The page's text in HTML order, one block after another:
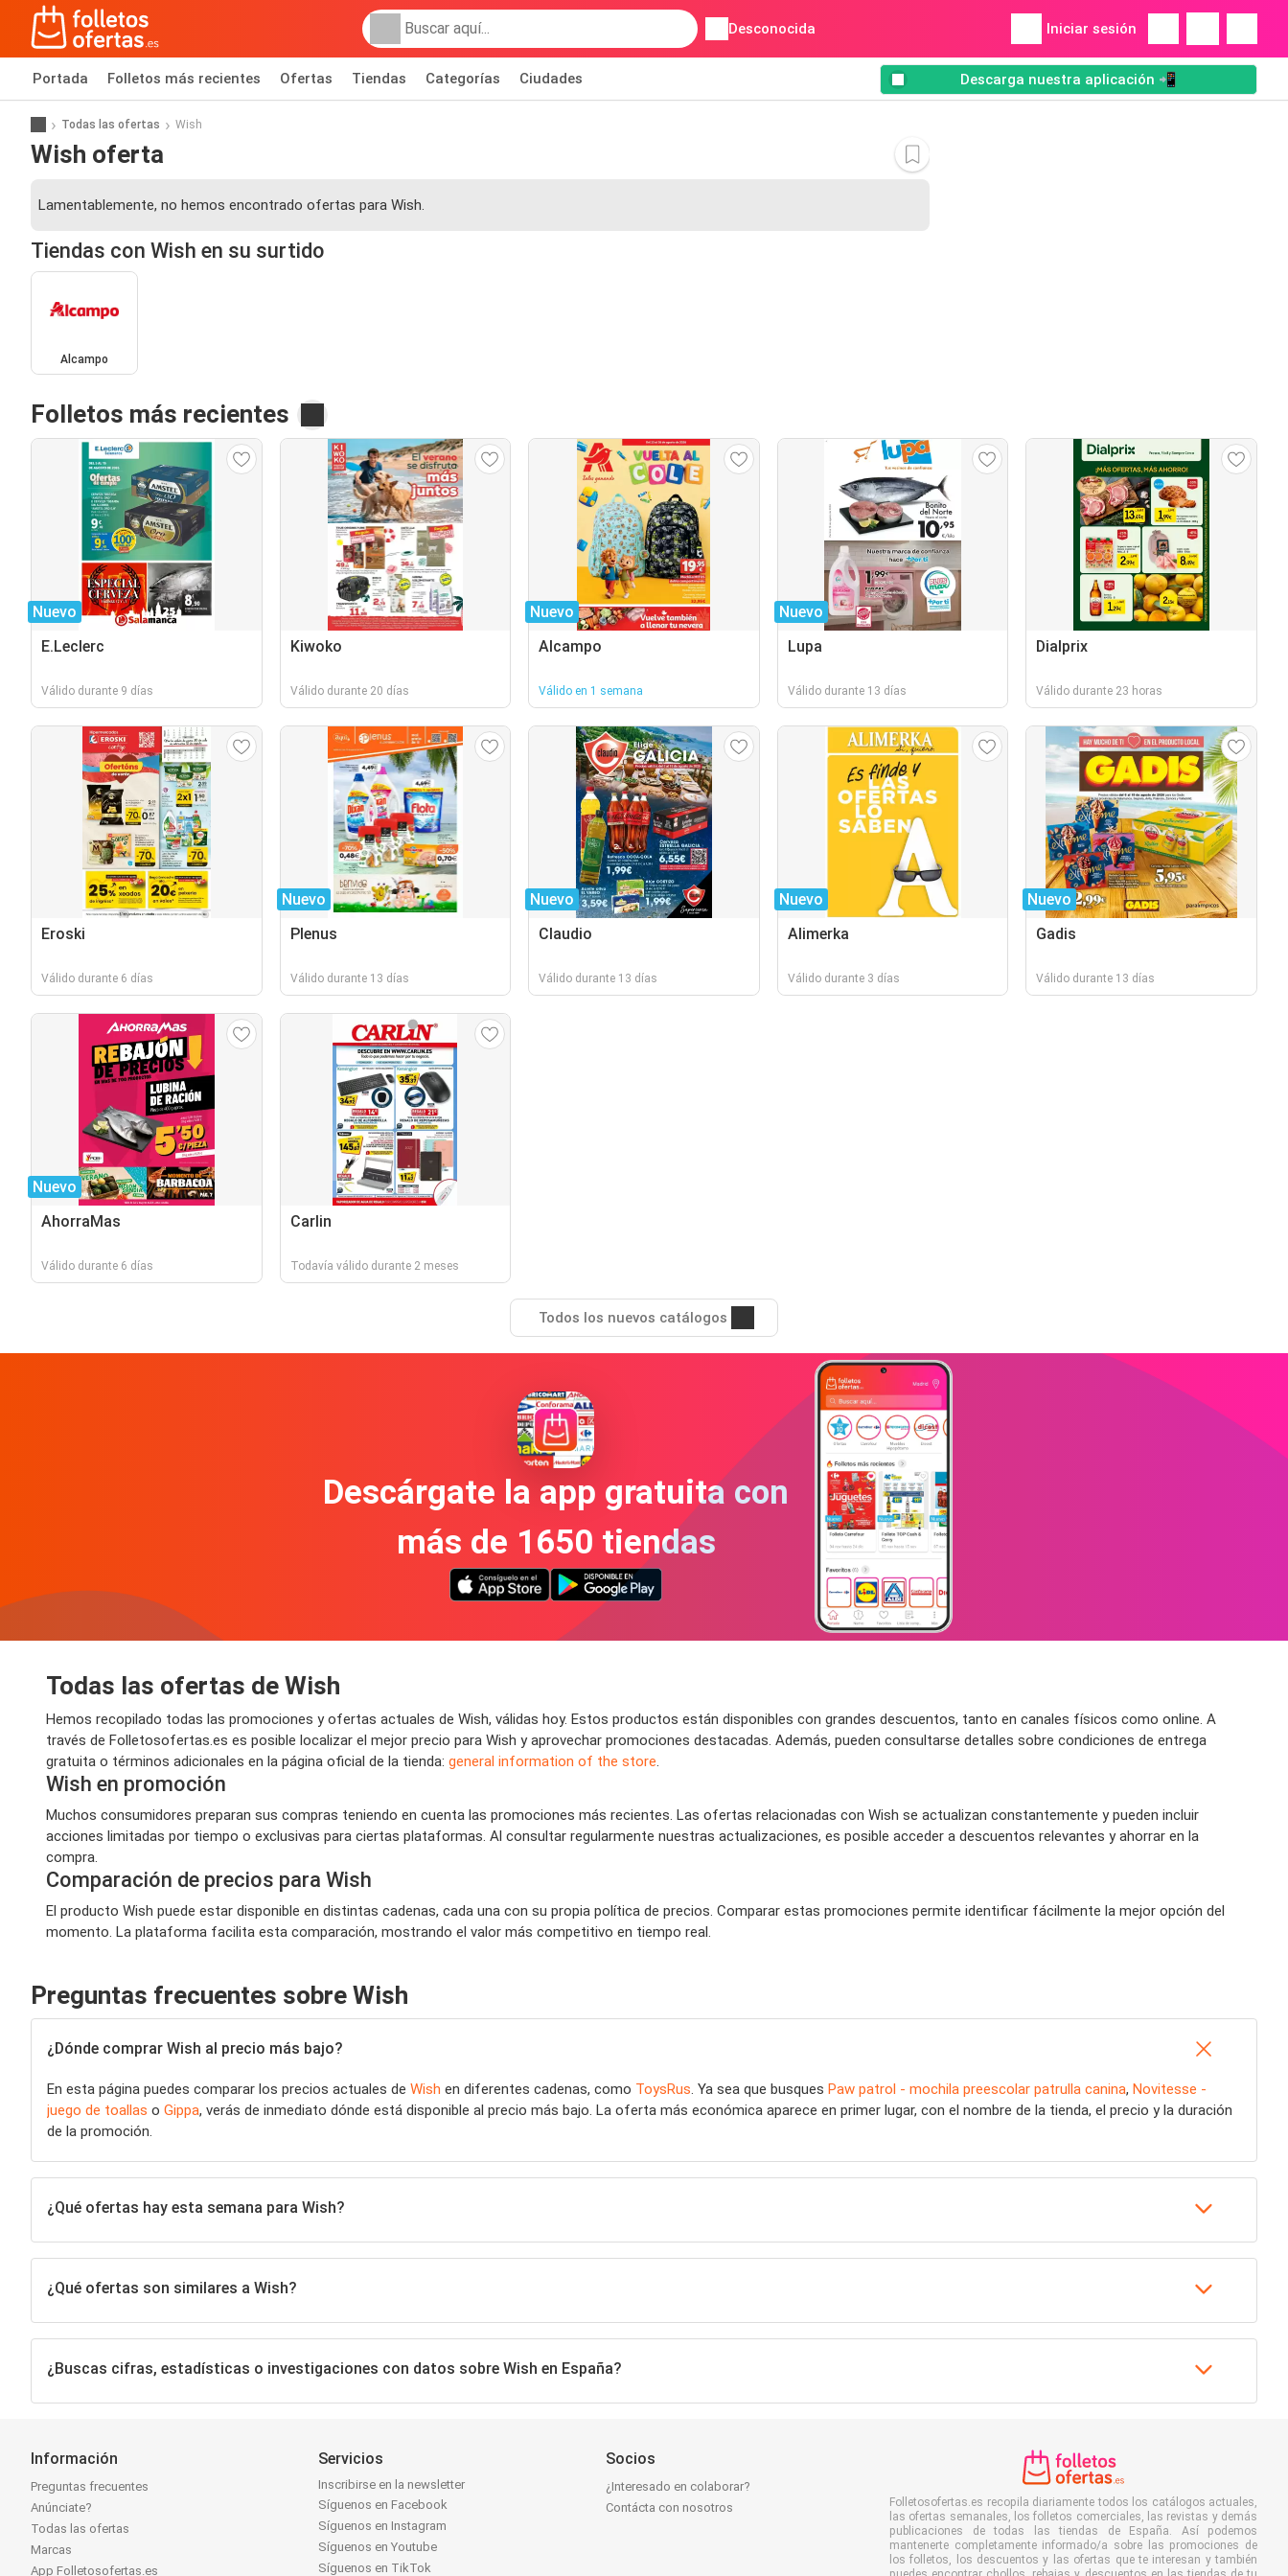
Desconocida Iniciar sesión
Portada Folletos más recientes Ofertas Tiendas Categorías Ciudades Descarga nuestra aplicación 📲
Todas las ofertas Wish
Wish oferta
Lamentablemente, no hemos encontrado ofertas para Wish.
Tiendas con Wish en su surtido
Alcampo
Folletos más recientes
Nuevo
E.Leclerc
Válido durante 9 días
Kiwoko
Válido durante 20 días
Nuevo
Alcampo
Válido en 1 semana
Nuevo
Lupa
Válido durante 13 días
Dialprix
Válido durante 23 horas
Eroski
Válido durante 6 días
Nuevo
Plenus
Válido durante 13 días
Nuevo
Claudio
Válido durante 13 días
Nuevo
Alimerka
Válido durante 3 días
Nuevo
Gadis
Válido durante 13 días
Nuevo
AhorraMas
Válido durante 6 días
Carlin
Todavía válido durante 2 meses
Todos los nuevos catálogos
Descárgate la app gratuita con
más de 1650 tiendas
Todas las ofertas de Wish
Hemos recopilado todas las promociones y ofertas actuales de Wish, válidas hoy. Estos productos están disponibles con grandes descuentos, tanto en canales físicos como online. A
través de Folletosofertas.es es posible localizar el mejor precio para Wish y aprovechar promociones destacadas. Además, pueden consultarse detalles sobre condiciones de entrega
gratuita o términos adicionales en la página oficial de la tienda: general information of the store
Wish en promoción
Muchos consumidores preparan sus compras teniendo en cuenta las promociones más recientes. Las ofertas relacionadas con Wish se actualizan constantemente y pueden incluir
acciones limitadas por tiempo o exclusivas para ciertas plataformas. Al consultar regularmente nuestras actualizaciones, es posible acceder a descuentos relevantes y ahorrar en la
compra.
Comparación de precios para Wish
El producto Wish puede estar disponible en distintas cadenas, cada una con su propia política de precios. Comparar estas promociones permite identificar fácilmente la mejor opción del
momento. La plataforma facilita esta comparación, mostrando el valor más competitivo en tiempo real.
Preguntas frecuentes sobre Wish
¿Dónde comprar Wish al precio más bajo?
En esta página puedes comparar los precios actuales de Wish en diferentes cadenas, como ToysRus . Ya sea que busques Paw patrol - mochila preescolar patrulla canina, Novitesse -
juego de toallas o Gippa, verás de inmediato dónde está disponible al precio más bajo. La oferta más económica aparece en primer lugar, con el nombre de la tienda, el precio y la duración
de la promoción.
¿Qué ofertas hay esta semana para Wish?
¿Qué ofertas son similares a Wish?
¿Buscas cifras, estadísticas o investigaciones con datos sobre Wish en España?
Información
Preguntas frecuentes
Anúnciate?
Todas las ofertas
Marcas
App Folletosofertas.es
Servicios
Inscribirse en la newsletter
Síguenos en Facebook
Síguenos en Instagram
Síguenos en Youtube
Síguenos en TikTok
Socios
¿Interesado en colaborar?
Contácta con nosotros
Folletosofertas.es recopila diariamente todos los catálogos actuales,
las ofertas semanales, los folletos comerciales, las revistas y demás
publicaciones de todas las tiendas de España. Así podemos
mantenerte completamente informado/a sobre las promociones de
los folletos, los descuentos y las ofertas que te interesan y también